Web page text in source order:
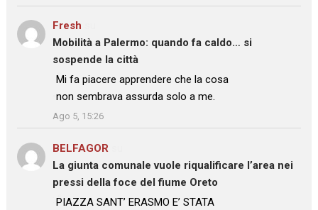
Fresh
Mobilità a Palermo: quando fa caldo… si
sospende la città
: “
Mi fa piacere apprendere che la cosa
non sembrava assurda solo a me.
”
Ago 5, 15:26
BELFAGOR
La giunta comunale vuole riqualificare l’area nei
pressi della foce del fiume Oreto
: “
PIAZZA SANT’ ERASMO E’ STATA